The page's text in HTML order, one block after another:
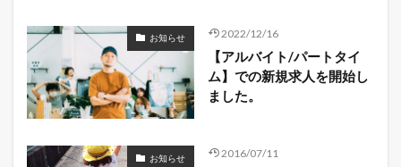
お知らせ 2022/12/16
【アルバイト/パートタイ
ム】での新規求人を開始し
ました。
お知らせ 2016/07/11